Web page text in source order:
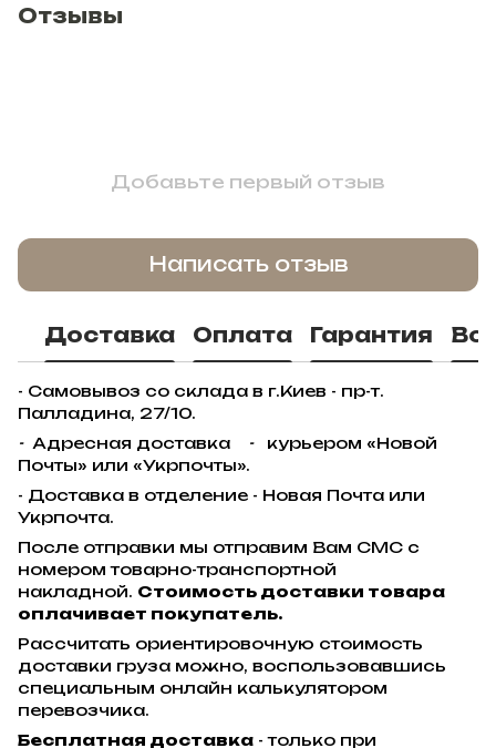
Отзывы
Добавьте первый отзыв
Написать отзыв
Доставка Оплата Гарантия
- Самовывоз со склада в г.Киев - пр-т.
Палладина, 27/10.
- Адресная доставка -курьером «Новой
Почты» или «Укрпочты».
- Доставка в отделение - Новая Почта или
Укрпочта.
После отправки мы отправим Вам СМС с
номером товарно-транспортной
накладной. Стоимость доставки товара
оплачивает покупатель.
Рассчитать ориентировочную стоимость
доставки груза можно, воспользовавшись
специальным онлайн калькулятором
перевозчика.
Бесплатная доставка - только при